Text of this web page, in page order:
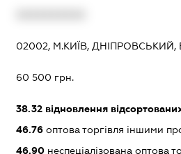
02002, М.КИЇВ,
60 500 грн.
38.32 відновлення
46.76 оптова торгівля іншими
46.90 неспеціалізована оптова